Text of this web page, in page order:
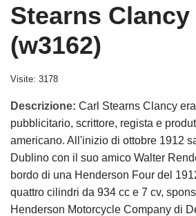
Stearns Clancy
(w3162)
Visite: 3178
Descrizione: Carl Stearns Clancy
pubblicitario, scrittore, regista e
americano. All'inizio di ottobre 1912
Dublino con il suo amico Walter
bordo di una Henderson Four del
quattro cilindri da 934 cc e 7 cv,
Henderson Motorcycle Company di